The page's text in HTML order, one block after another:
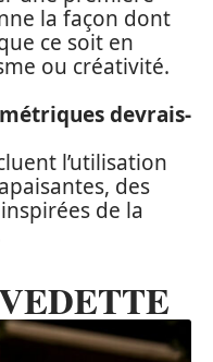
la façon dont
ce soit en
ou créativité.
devrais-
l’utilisation
des
de la